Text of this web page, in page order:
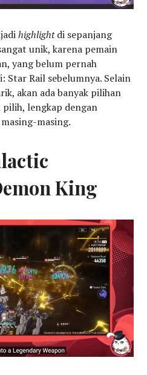
highlightdi sepanjang
unik, karena pemain
yang belum pernah
Star Rail sebelumnya. Selain
akan ada banyak pilihan
pilih, lengkap dengan
masing.
King